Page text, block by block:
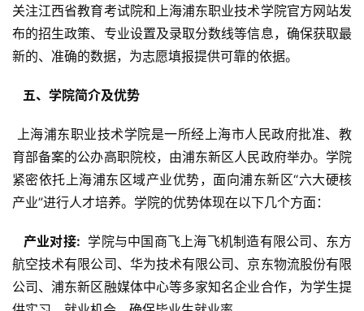
关注江西省教育考试院和上海浦东职业技术学院官方网站发
布的招生政策、专业设置及录取分数线等信息，确保获取最
新的、准确的数据，为志愿填报提供可靠的依据。
  五、学院简介及优势
育部备案的公办高职院校，由浦东新区人民政府举办。学院
紧密依托上海浦东区域产业优势，面向浦东新区“六大硬核
产业”进行人才培养。学院的优势体现在以下几个方面：
  产业对接:
学院与中国商飞上海飞机制造有限公司、东方
航空技术有限公司、华为技术有限公司、京东物流股份有限
公司、浦东新区融媒体中心等多家知名企业合作，为学生提